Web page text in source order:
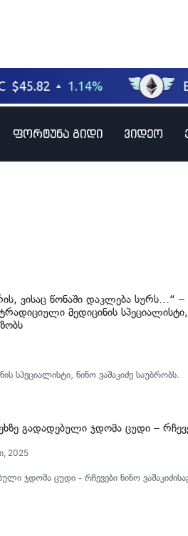
ფორტუნა გიდი ვიდეო
ვისაც წონაში დაკლება სურს…“
მედიცინის სპეციალისტი,
სპეციალისტი, ნინო ვაშაკიძე საუბრობს.
გადადებული ჯდომა ცუდი –
2025
ჯდომა ცუდი - რჩევები ნინო